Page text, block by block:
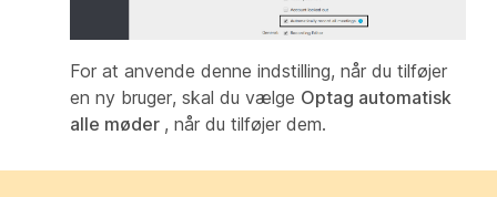
For at anvende denne indstilling, når du tilføjer
en ny bruger, skal du vælge Optag automatisk
alle møder , når du tilføjer dem.